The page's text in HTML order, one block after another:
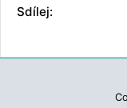
Sdílej: